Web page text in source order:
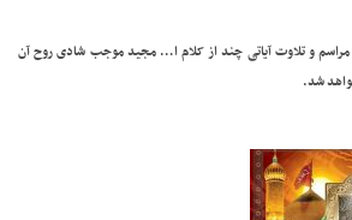
و تلاوت آیاتی چند از کلام ا… مجید موجب شادی روح آن
شد.